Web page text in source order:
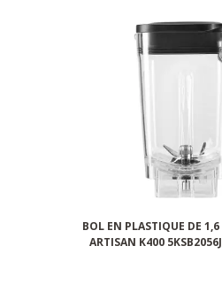
BOL EN PLASTIQUE DE
ARTISAN K400